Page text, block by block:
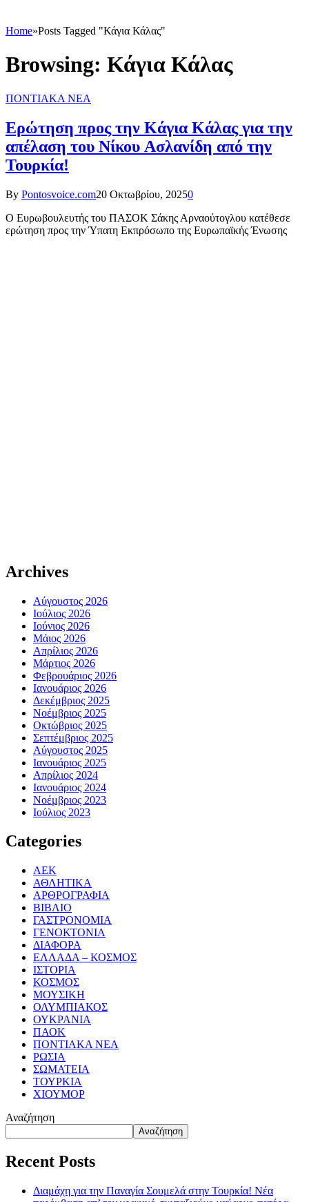
Home»Posts Tagged "Κάγια Κάλας"
Browsing: Κάγια Κάλας
ΠΟΝΤΙΑΚΑ ΝΕΑ
Ερώτηση προς την Κάγια Κάλας για την
απέλαση του Νίκου Ασλανίδη από την
Τουρκία!
By Pontosvoice.com20 Οκτωβρίου, 20250
Ο Ευρωβουλευτής του ΠΑΣΟΚ Σάκης Αρναούτογλου κατέθεσε
ερώτηση προς την Ύπατη Εκπρόσωπο της Ευρωπαϊκής Ένωσης
Archives
Αύγουστος 2026
Ιούλιος 2026
Ιούνιος 2026
Μάιος 2026
Απρίλιος 2026
Μάρτιος 2026
Φεβρουάριος 2026
Ιανουάριος 2026
Δεκέμβριος 2025
Νοέμβριος 2025
Οκτώβριος 2025
Σεπτέμβριος 2025
Αύγουστος 2025
Ιανουάριος 2025
Απρίλιος 2024
Ιανουάριος 2024
Νοέμβριος 2023
Ιούλιος 2023
Categories
ΑΕΚ
ΑΘΛΗΤΙΚΑ
ΑΡΘΡΟΓΡΑΦΙΑ
ΒΙΒΛΙΟ
ΓΑΣΤΡΟΝΟΜΙΑ
ΓΕΝΟΚΤΟΝΙΑ
ΔΙΑΦΟΡΑ
ΕΛΛΑΔΑ – ΚΟΣΜΟΣ
ΙΣΤΟΡΙΑ
ΚΟΣΜΟΣ
ΜΟΥΣΙΚΗ
ΟΛΥΜΠΙΑΚΟΣ
ΟΥΚΡΑΝΙΑ
ΠΑΟΚ
ΠΟΝΤΙΑΚΑ ΝΕΑ
ΡΩΣΙΑ
ΣΩΜΑΤΕΙΑ
ΤΟΥΡΚΙΑ
ΧΙΟΥΜΟΡ
Αναζήτηση
Αναζήτηση
Recent Posts
Διαμάχη για την Παναγία Σουμελά στην Τουρκία! Νέα